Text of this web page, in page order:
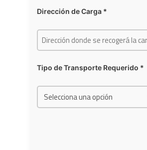
Dirección de Carga *
Tipo de Transporte Requerido *